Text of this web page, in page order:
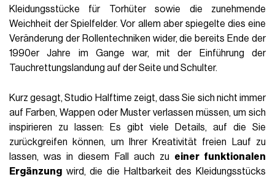
Kleidungsstücke für Torhüter sowie die zunehmende
Weichheit der Spielfelder. Vor allem aber spiegelte dies eine
Veränderung der Rollentechniken wider, die bereits Ende der
1990er Jahre im Gange war, mit der Einführung der
Tauchrettungslandung auf der Seite und Schulter.
Kurz gesagt, Studio Halftime zeigt, dass Sie sich nicht immer
auf Farben, Wappen oder Muster verlassen müssen, um sich
inspirieren zu lassen: Es gibt viele Details, auf die Sie
zurückgreifen können, um Ihrer Kreativität freien Lauf zu
lassen, was in diesem Fall auch zu einer funktionalen
Ergänzung wird, die die Haltbarkeit des Kleidungsstücks